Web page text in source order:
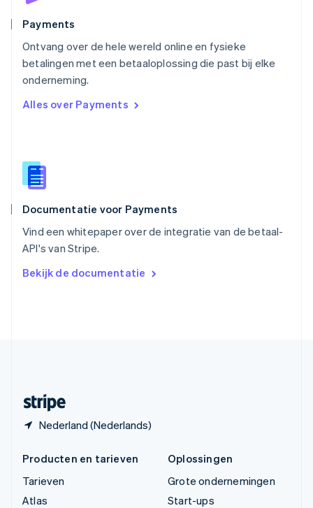
Payments
Ontvang over de hele wereld online en fysieke
betalingen met een betaaloplossing die past bij elke
onderneming.
Alles over Payments
Documentatie voor Payments
Vind een whitepaper over de integratie van de betaal-
API's van Stripe.
Bekijk de documentatie
Nederland (Nederlands)
Português
English
Singapore
English简体中文
EnglishItaliano
Español
Thailand
Tsjechië
Vasteland van China
简体中文English
English
Producten en tarieven
Tarieven
Atlas
Oplossingen
Grote ondernemingen
Start-ups